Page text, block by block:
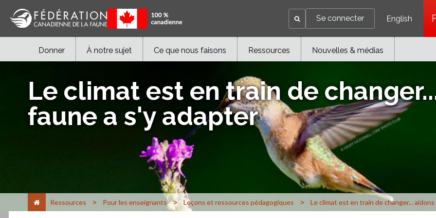
Se connecter English
Donner À notre sujet Ce que nous faisons Ressources Nouvelles & médias
Le climat est en train de
faune a s'y adapter
Ressources > Pour les enseignants > Leçons et ressources pédagogiques > Le climat est en train de changer...